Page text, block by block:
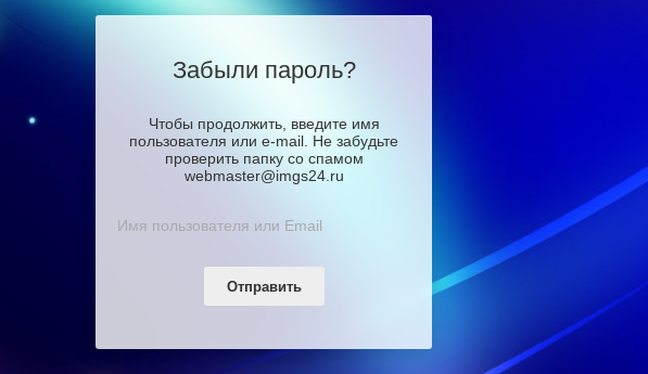
Забыли пароль?
Чтобы продолжить, введите имя
пользователя или e-mail. Не забудьте
проверить папку со спамом
webmaster@imgs24.ru
Отправить